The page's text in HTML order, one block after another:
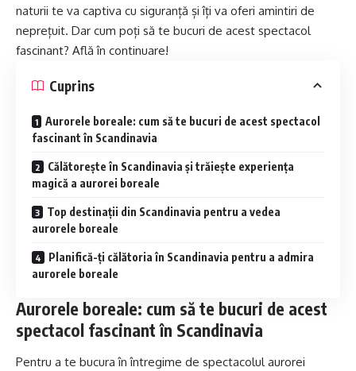
naturii te va captiva cu siguranță și îți va oferi amintiri de
neprețuit. Dar cum poți să te bucuri de acest spectacol
fascinant? Află în continuare!
Cuprins
Aurorele boreale: cum să te bucuri de acest spectacol
fascinant în Scandinavia
Călătorește în Scandinavia și trăiește experiența
magică a aurorei boreale
Top destinații din Scandinavia pentru a vedea
aurorele boreale
Planifică-ți călătoria în Scandinavia pentru a admira
aurorele boreale
Aurorele boreale: cum să te bucuri de acest
spectacol fascinant în Scandinavia
Pentru a te bucura în întregime de spectacolul aurorei